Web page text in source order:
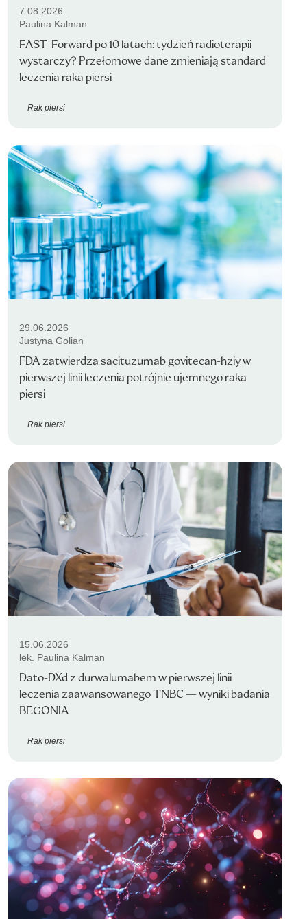
7.08.2026
Paulina Kalman
FAST-Forward po 10 latach: tydzień radioterapii
wystarczy? Przełomowe dane zmieniają standard
leczenia raka piersi
Rak piersi
29.06.2026
Justyna Golian
FDA zatwierdza sacituzumab govitecan-hziy w
pierwszej linii leczenia potrójnie ujemnego raka
piersi
Rak piersi
15.06.2026
lek. Paulina Kalman
Dato-DXd z durwalumabem w pierwszej linii
leczenia zaawansowanego TNBC — wyniki badania
BEGONIA
Rak piersi